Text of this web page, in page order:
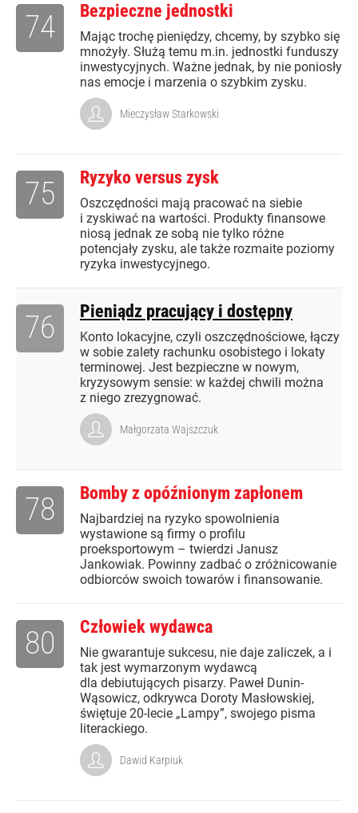
Bezpieczne jednostki
Mając trochę pieniędzy, chcemy, by szybko się
mnożyły. Służą temu m.in. jednostki funduszy
inwestycyjnych. Ważne jednak, by nie poniosły
nas emocje i marzenia o szybkim zysku.
74
Mieczysław Starkowski
Ryzyko versus zysk
Oszczędności mają pracować na siebie
i zyskiwać na wartości. Produkty finansowe
niosą jednak ze sobą nie tylko różne
potencjały zysku, ale także rozmaite poziomy
ryzyka inwestycyjnego.
75
Pieniądz pracujący i dostępny
Konto lokacyjne, czyli oszczędnościowe, łączy
w sobie zalety rachunku osobistego i lokaty
terminowej. Jest bezpieczne w nowym,
kryzysowym sensie: w każdej chwili można
z niego zrezygnować.
76
Małgorzata Wajszczuk
Bomby z opóźnionym zapłonem
Najbardziej na ryzyko spowolnienia
wystawione są firmy o profilu
proeksportowym – twierdzi Janusz
Jankowiak. Powinny zadbać o zróżnicowanie
odbiorców swoich towarów i finansowanie.
78
Człowiek wydawca
Nie gwarantuje sukcesu, nie daje zaliczek, a i
tak jest wymarzonym wydawcą
dla debiutujących pisarzy. Paweł Dunin-
Wąsowicz, odkrywca Doroty Masłowskiej,
świętuje 20-lecie „Lampy”, swojego pisma
literackiego.
80
Dawid Karpiuk